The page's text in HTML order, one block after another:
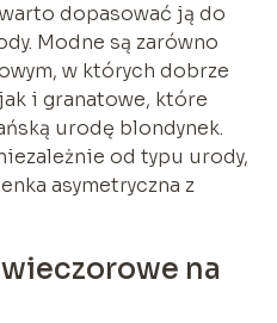
dopasować ją do
Modne są zarówno
w których dobrze
i granatowe, które
urodę blondynek.
od typu urody,
asymetryczna z
na